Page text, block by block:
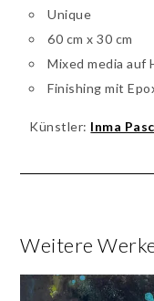
Unique
60 cm x 30 cm
Mixed media auf
Finishing mit
Künstler: Inma
Weitere